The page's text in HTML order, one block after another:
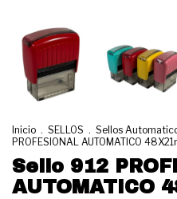
Inicio . SELLOS . Sellos
PROFESIONAL AUTOMATICO
Sello 912
AUTOMATICO